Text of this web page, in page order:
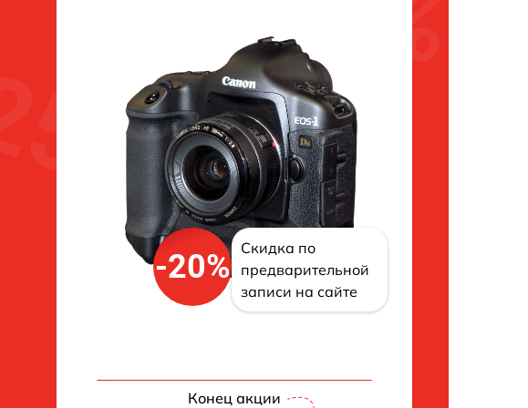
-20%
Скидка по
предварительной
записи на сайте
Конец акции